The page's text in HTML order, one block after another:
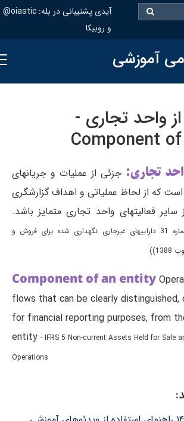
@oiastic :آیدی پشتیبانی در بله
و روبیکا
آموزشی
تجاری -
Component
تجاری:جزئی از عملیات و جریانهای
که از لحاظ عملیاتی و اهداف گزارشگری
فعالیتهای واحد تجاری متمایز باشد.
(استاندارد حسابداری شماره 31 داراییهای غیرجاری نگهداری شده برای فروش و
Component of an entity
flows that can be clearly
for financial reporting purposes, from
entity- IFRS 5 Non-current Assets Held for
Operations